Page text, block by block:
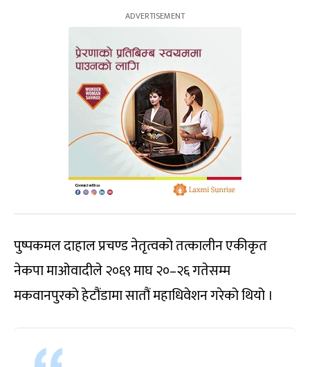
पुष्पकमल दाहाल प्रचण्ड नेतृत्वको तत्कालीन एकीकृत
नेकपा माओवादीले २०६९ माघ २०–२६ गतेसम्म
मकवानपुरको हेटौंडामा सातौं महाधिवेशन गरेको थियो ।